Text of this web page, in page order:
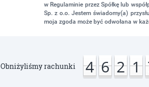
w Regulaminie przez Spółkę lub
Sp. z o.o. Jestem świadomy(a)
moja zgoda może być odwołana w
Obniżyliśmy rachunki 4 6 2 1